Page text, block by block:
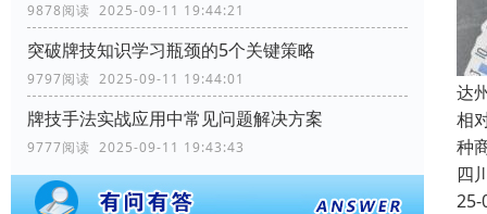
9878阅读 2025-09-11 19:44:21
突破牌技知识学习瓶颈的5个关键策略
9797阅读 2025-09-11 19:44:01
牌技手法实战应用中常见问题解决方案
9777阅读 2025-09-11 19:43:43
达
相
种
四
25-